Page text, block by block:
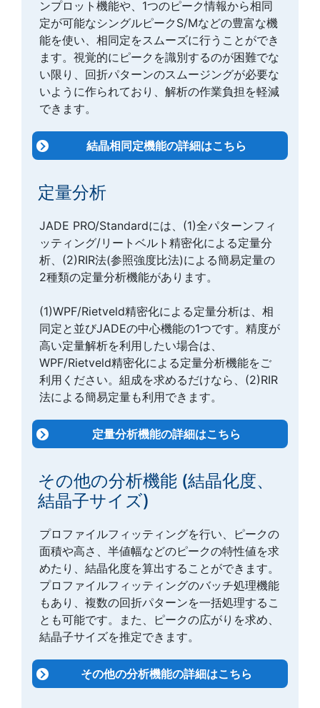
ンプロット機能や、1つのピーク情報から相同
定が可能なシングルピークS/Mなどの豊富な機
能を使い、相同定をスムーズに行うことができ
ます。視覚的にピークを識別するのが困難でな
い限り、回折パターンのスムージングが必要な
いように作られており、解析の作業負担を軽減
できます。
結晶相同定機能の詳細はこちら
定量分析
JADE PRO/Standardには、(1)全パターンフィ
ッティング/リートベルト精密化による定量分
析、(2)RIR法(参照強度比法)による簡易定量の
2種類の定量分析機能があります。
(1)WPF/Rietveld精密化による定量分析は、相
同定と並びJADEの中心機能の1つです。精度が
高い定量解析を利用したい場合は、
WPF/Rietveld精密化による定量分析機能をご
利用ください。組成を求めるだけなら、(2)RIR
法による簡易定量も利用できます。
定量分析機能の詳細はこちら
その他の分析機能 (結晶化度、
結晶子サイズ)
プロファイルフィッティングを行い、ピークの
面積や高さ、半値幅などのピークの特性値を求
めたり、結晶化度を算出することができます。
プロファイルフィッティングのバッチ処理機能
もあり、複数の回折パターンを一括処理するこ
とも可能です。また、ピークの広がりを求め、
結晶子サイズを推定できます。
その他の分析機能の詳細はこちら